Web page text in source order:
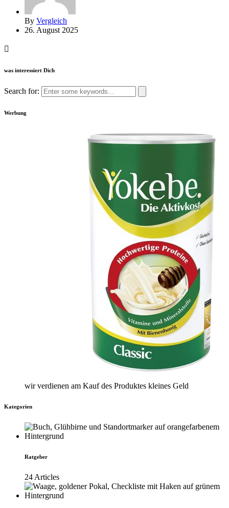
By Vergleich
26. August 2025
was interessiert Dich
Search for:
Werbung
wir verdienen am Kauf des Produktes kleines Geld
Kategorien
Ratgeber
24 Articles